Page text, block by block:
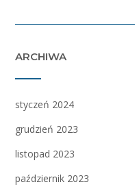
ARCHIWA
styczeń 2024
grudzień 2023
listopad 2023
październik 2023